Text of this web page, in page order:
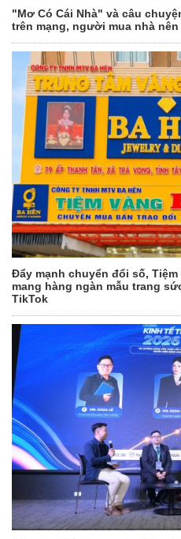
"Mơ Có Cái Nhà" và câu
trên mạng, người mua nhà
Đẩy mạnh chuyển đổi số, Tiệm
mang hàng ngàn mẫu trang
TikTok